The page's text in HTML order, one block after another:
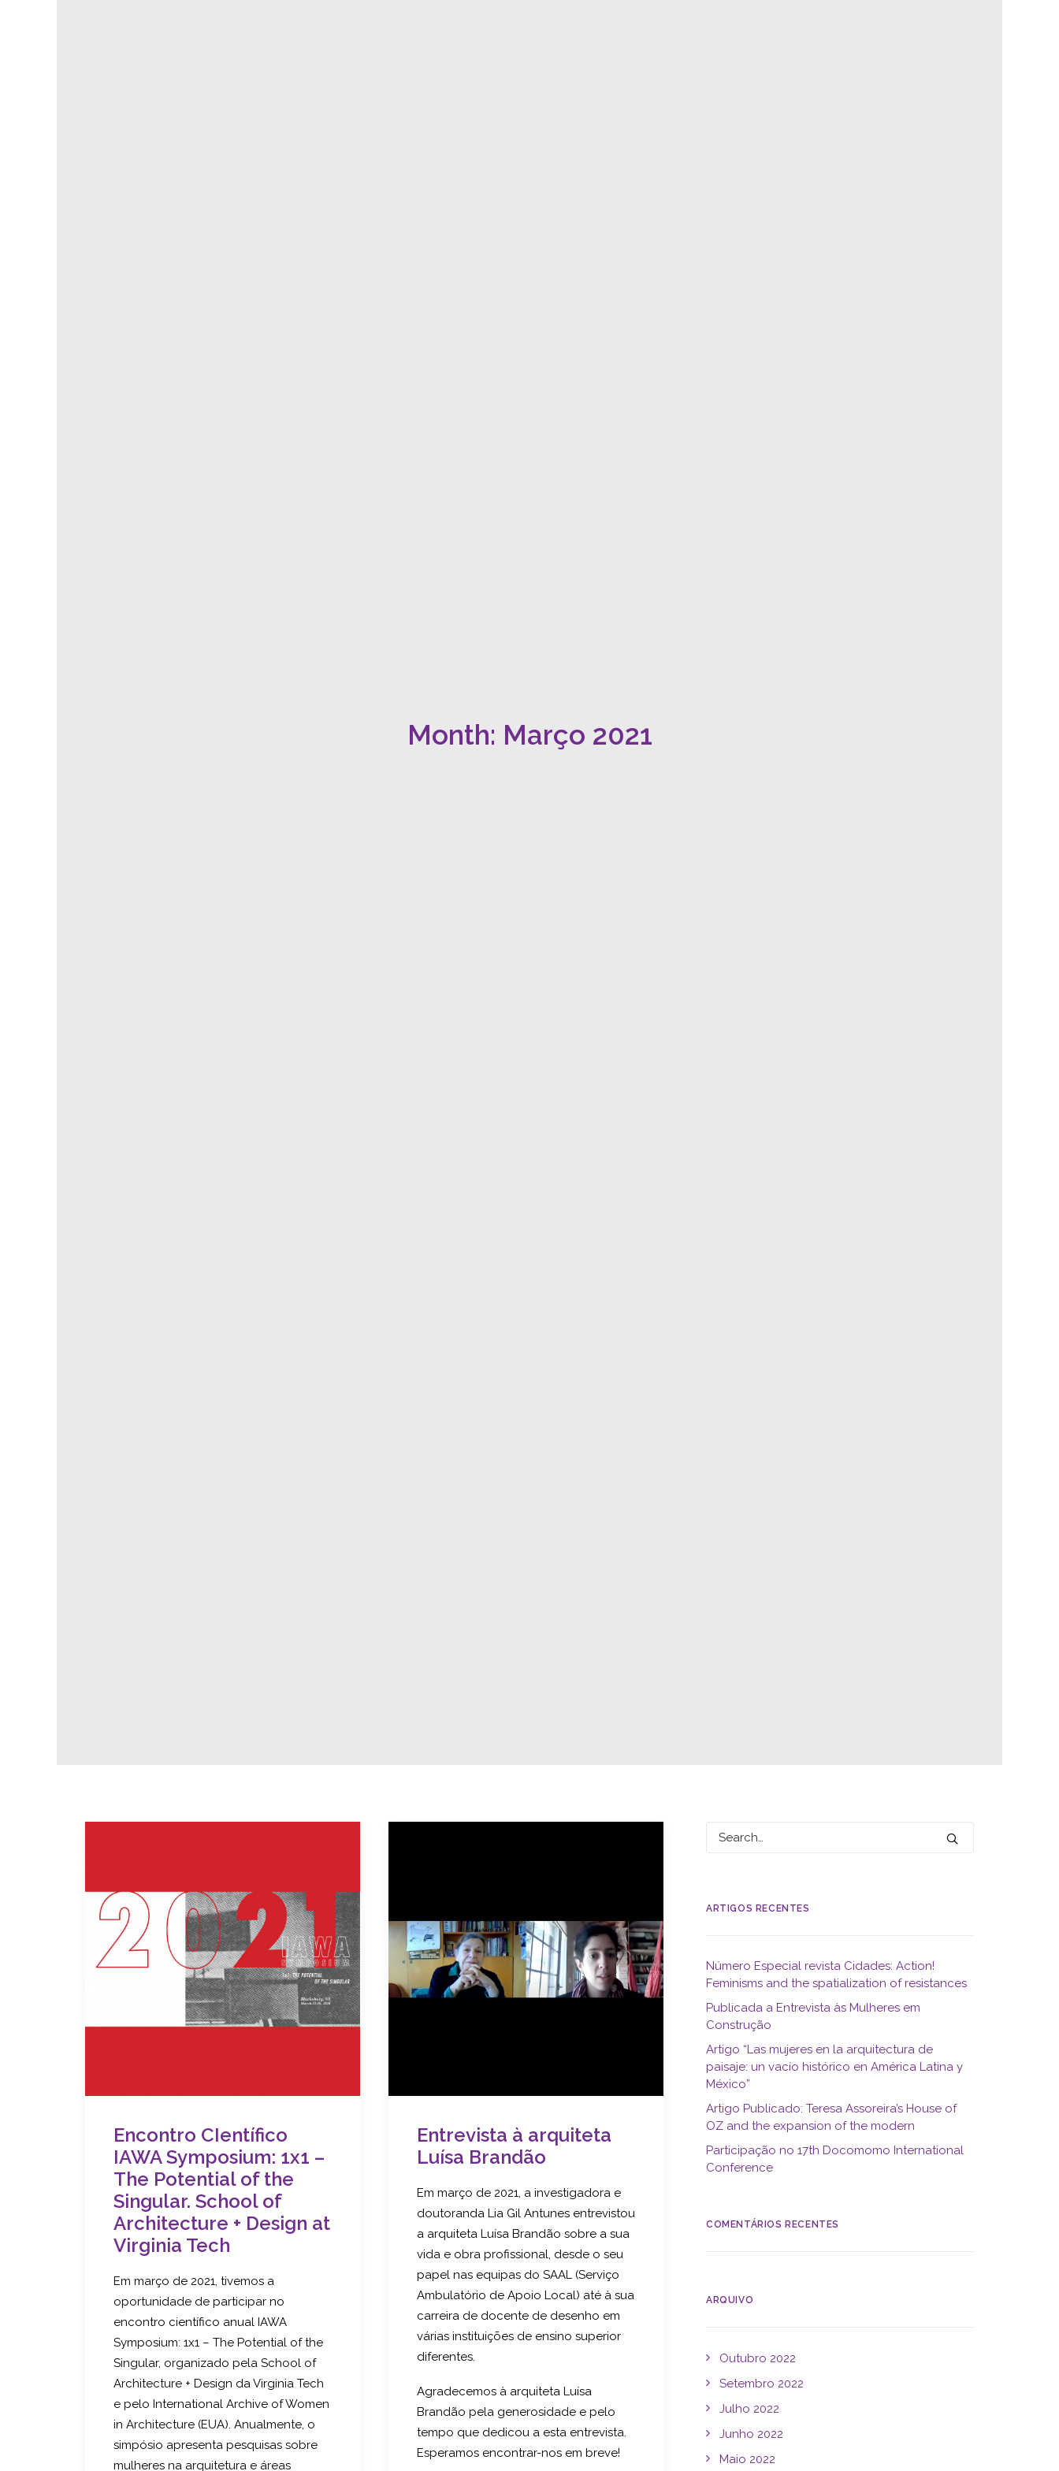
Month: Março 2021
Encontro CIentífico
IAWA Symposium: 1x1 –
The Potential of the
Singular. School of
Architecture + Design at
Virginia Tech
Em março de 2021, tivemos a
oportunidade de participar no
encontro científico anual IAWA
Symposium: 1x1 – The Potential of the
Singular, organizado pela School of
Architecture + Design da Virginia Tech
e pelo International Archive of Women
in Architecture (EUA). Anualmente, o
simpósio apresenta pesquisas sobre
mulheres na arquitetura e áreas
Entrevista à arquiteta
Luísa Brandão
Em março de 2021, a investigadora e
doutoranda Lia Gil Antunes entrevistou
a arquiteta Luísa Brandão sobre a sua
vida e obra profissional, desde o seu
papel nas equipas do SAAL (Serviço
Ambulatório de Apoio Local) até à sua
carreira de docente de desenho em
várias instituições de ensino superior
diferentes.
Agradecemos à arquiteta Luísa
Brandão pela generosidade e pelo
tempo que dedicou a esta entrevista.
Esperamos encontrar-nos em breve!
ARTIGOS RECENTES
Número Especial revista Cidades: Action!
Feminisms and the spatialization of resistances
Publicada a Entrevista às Mulheres em
Construção
Artigo “Las mujeres en la arquitectura de
paisaje: un vacío histórico en América Latina y
México”
Artigo Publicado: Teresa Assoreira’s House of
OZ and the expansion of the modern
Participação no 17th Docomomo International
Conference
COMENTÁRIOS RECENTES
ARQUIVO
Outubro 2022
Setembro 2022
Julho 2022
Junho 2022
Maio 2022